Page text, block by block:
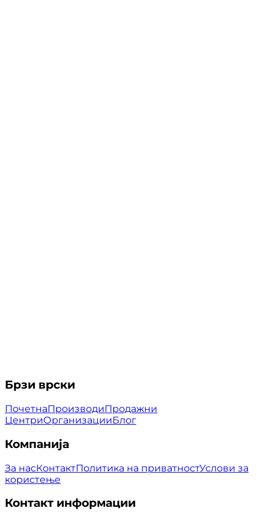
Брзи врски
ПочетнаПроизводиПродажни
ЦентриОрганизацииБлог
Компанија
За насКонтактПолитика на приватностУслови за
користење
Контакт информации